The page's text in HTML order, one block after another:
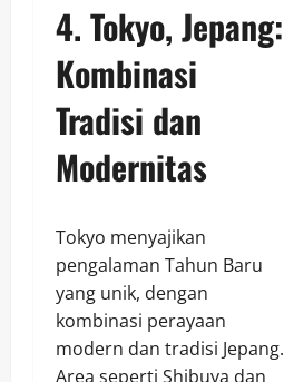
4. Tokyo, Jepang:
Kombinasi
Tradisi dan
Modernitas
Tokyo menyajikan
pengalaman Tahun Baru
yang unik, dengan
kombinasi perayaan
modern dan tradisi Jepang.
Area seperti Shibuya dan